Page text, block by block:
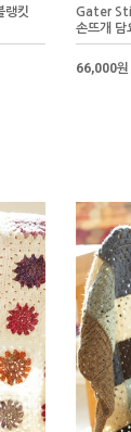
랭킷
Gater
손뜨개 담
66,000원